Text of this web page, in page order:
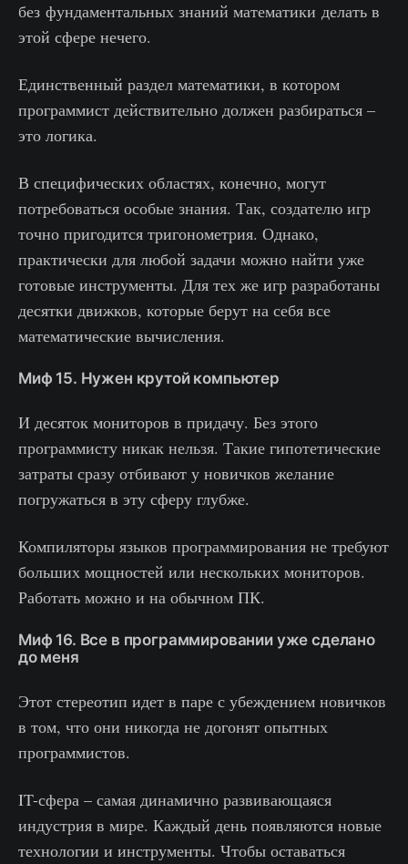
без фундаментальных знаний математики делать в
этой сфере нечего.
Единственный раздел математики, в котором
программист действительно должен разбираться –
это логика.
В специфических областях, конечно, могут
потребоваться особые знания. Так, создателю игр
точно пригодится тригонометрия. Однако,
практически для любой задачи можно найти уже
готовые инструменты. Для тех же игр разработаны
десятки движков, которые берут на себя все
математические вычисления.
Миф 15. Нужен крутой компьютер
И десяток мониторов в придачу. Без этого
программисту никак нельзя. Такие гипотетические
затраты сразу отбивают у новичков желание
погружаться в эту сферу глубже.
Компиляторы языков программирования не требуют
больших мощностей или нескольких мониторов.
Работать можно и на обычном ПК.
Миф 16. Все в программировании уже сделано
до меня
Этот стереотип идет в паре с убеждением новичков
в том, что они никогда не догонят опытных
программистов.
IT-сфера – самая динамично развивающаяся
индустрия в мире. Каждый день появляются новые
технологии и инструменты. Чтобы оставаться